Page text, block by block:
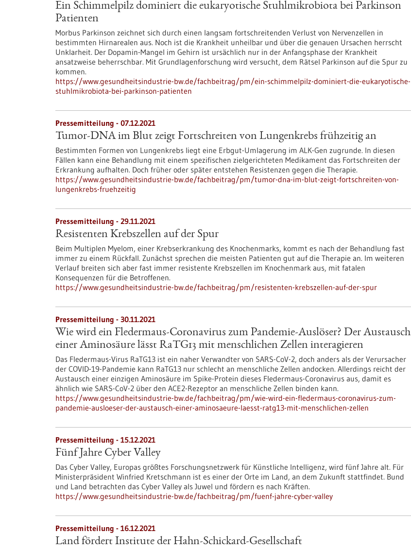
Ein Schimmelpilz dominiert die eukaryotische Stuhlmikrobiota bei Parkinson
Patienten
Morbus Parkinson zeichnet sich durch einen langsam fortschreitenden Verlust von Nervenzellen in
bestimmten Hirnarealen aus. Noch ist die Krankheit unheilbar und über die genauen Ursachen herrscht
Unklarheit. Der Dopamin-Mangel im Gehirn ist ursächlich nur in der Anfangsphase der Krankheit
ansatzweise beherrschbar. Mit Grundlagenforschung wird versucht, dem Rätsel Parkinson auf die Spur zu
kommen.
https://www.gesundheitsindustrie-bw.de/fachbeitrag/pm/ein-schimmelpilz-dominiert-die-eukaryotische-
stuhlmikrobiota-bei-parkinson-patienten
Pressemitteilung - 07.12.2021
Tumor-DNA im Blut zeigt Fortschreiten von Lungenkrebs frühzeitig an
Bestimmten Formen von Lungenkrebs liegt eine Erbgut-Umlagerung im ALK-Gen zugrunde. In diesen
Fällen kann eine Behandlung mit einem spezifischen zielgerichteten Medikament das Fortschreiten der
Erkrankung aufhalten. Doch früher oder später entstehen Resistenzen gegen die Therapie.
https://www.gesundheitsindustrie-bw.de/fachbeitrag/pm/tumor-dna-im-blut-zeigt-fortschreiten-von-
lungenkrebs-fruehzeitig
Pressemitteilung - 29.11.2021
Resistenten Krebszellen auf der Spur
Beim Multiplen Myelom, einer Krebserkrankung des Knochenmarks, kommt es nach der Behandlung fast
immer zu einem Rückfall. Zunächst sprechen die meisten Patienten gut auf die Therapie an. Im weiteren
Verlauf breiten sich aber fast immer resistente Krebszellen im Knochenmark aus, mit fatalen
Konsequenzen für die Betroffenen.
https://www.gesundheitsindustrie-bw.de/fachbeitrag/pm/resistenten-krebszellen-auf-der-spur
Pressemitteilung - 30.11.2021
Wie wird ein Fledermaus-Coronavirus zum Pandemie-Auslöser? Der Austausch
einer Aminosäure lässt RaTG13 mit menschlichen Zellen interagieren
Das Fledermaus-Virus RaTG13 ist ein naher Verwandter von SARS-CoV-2, doch anders als der Verursacher
der COVID-19-Pandemie kann RaTG13 nur schlecht an menschliche Zellen andocken. Allerdings reicht der
Austausch einer einzigen Aminosäure im Spike-Protein dieses Fledermaus-Coronavirus aus, damit es
ähnlich wie SARS-CoV-2 über den ACE2-Rezeptor an menschliche Zellen binden kann.
https://www.gesundheitsindustrie-bw.de/fachbeitrag/pm/wie-wird-ein-fledermaus-coronavirus-zum-
pandemie-ausloeser-der-austausch-einer-aminosaeure-laesst-ratg13-mit-menschlichen-zellen
Pressemitteilung - 15.12.2021
Fünf Jahre Cyber Valley
Das Cyber Valley, Europas größtes Forschungsnetzwerk für Künstliche Intelligenz, wird fünf Jahre alt. Für
Ministerpräsident Winfried Kretschmann ist es einer der Orte im Land, an dem Zukunft stattfindet. Bund
und Land betrachten das Cyber Valley als Juwel und fördern es nach Kräften.
https://www.gesundheitsindustrie-bw.de/fachbeitrag/pm/fuenf-jahre-cyber-valley
Pressemitteilung - 16.12.2021
Land fördert Institute der Hahn-Schickard-Gesellschaft